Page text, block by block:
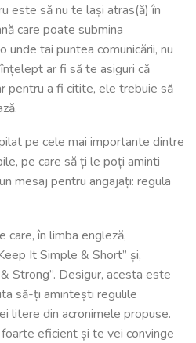
este să nu te lași atras(ă) în
care poate submina
unde tai puntea comunicării, nu
ar fi să te asiguri că
pentru a fi citite, ele trebuie să
pe cele mai importante dintre
pe care să ți le poți aminti
mesaj pentru angajați: regula
care, în limba engleză,
It Simple & Short” și,
Strong”. Desigur, acesta este
să-ți amintești regulile
litere din acronimele propuse.
eficient și te vei convinge